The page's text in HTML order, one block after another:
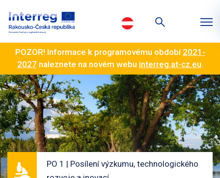
POZOR! Informace k programovému období 2021-
2027 naleznete na novém webu interreg.at-cz.eu.
PO 1 | Posílení výzkumu, technologického